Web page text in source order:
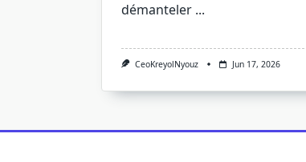
démanteler ...
CeoKreyolNyouz Jun 17, 2026